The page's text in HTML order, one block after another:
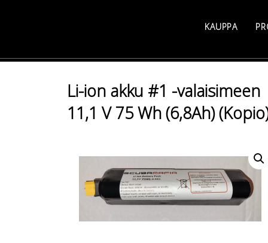
KAUPPA
Li-ion akku #1 -valaisimeen
11,1 V 75 Wh (6,8Ah)